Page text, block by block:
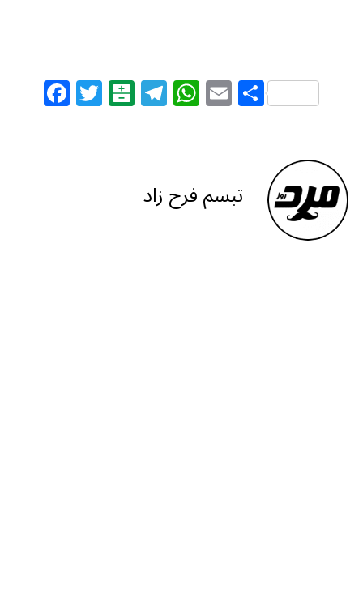
F
a T
w B
al
in
T
el
ra
m
W
h
A
p
E
m S
h
e تبسم فرح زاد